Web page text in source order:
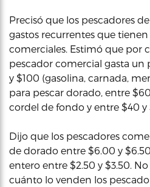
Precisó que los pescadores
gastos recurrentes que
comerciales. Estimó que por
pescador comercial gasta
y $100 (gasolina, carnada,
para pescar dorado, entre
cordel de fondo y entre $40 y
Dijo que los pescadores
de dorado entre $6.00 y
entero entre $2.50 y $3.50.
cuánto lo venden los